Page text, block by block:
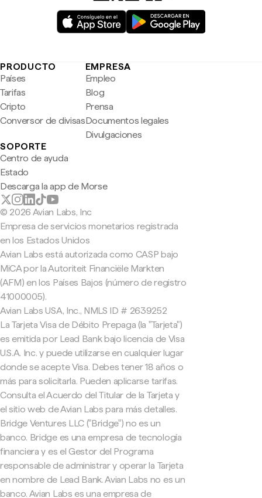
PRODUCTO
Países
Tarifas
Cripto
Conversor de divisas
EMPRESA
Empleo
Blog
Prensa
Documentos legales
Divulgaciones
SOPORTE
Centro de ayuda
Estado
Descarga la app de Morse
© 2026 Avian Labs, Inc
Empresa de servicios monetarios registrada
en los Estados Unidos
Avian Labs está autorizada como CASP bajo
MiCA por la Autoriteit Financiële Markten
(AFM) en los Países Bajos (número de registro
41000005).
Avian Labs USA, Inc., NMLS ID # 2639252
La Tarjeta Visa de Débito Prepaga (la "Tarjeta")
es emitida por Lead Bank bajo licencia de Visa
U.S.A. Inc. y puede utilizarse en cualquier lugar
donde se acepte Visa. Debes tener 18 años o
más para solicitarla. Pueden aplicarse tarifas.
Consulta el Acuerdo del Titular de la Tarjeta y
el sitio web de Avian Labs para más detalles.
Bridge Ventures LLC ("Bridge") no es un
banco. Bridge es una empresa de tecnología
financiera y es el Gestor del Programa
responsable de administrar y operar la Tarjeta
en nombre de Lead Bank. Avian Labs no es un
banco. Avian Labs es una empresa de